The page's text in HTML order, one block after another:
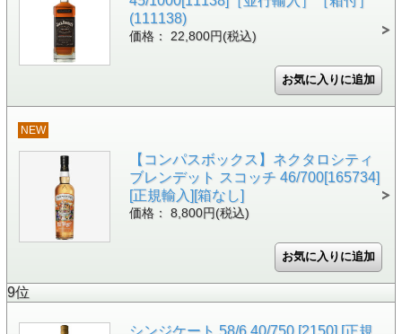
(111138)
価格： 22,800円(税込)
NEW
【コンパスボックス】ネクタロシティ
ブレンデット スコッチ 46/700[165734]
[正規輸入][箱なし]
価格： 8,800円(税込)
9位
シンジケート 58/6 40/750 [2150] [正規